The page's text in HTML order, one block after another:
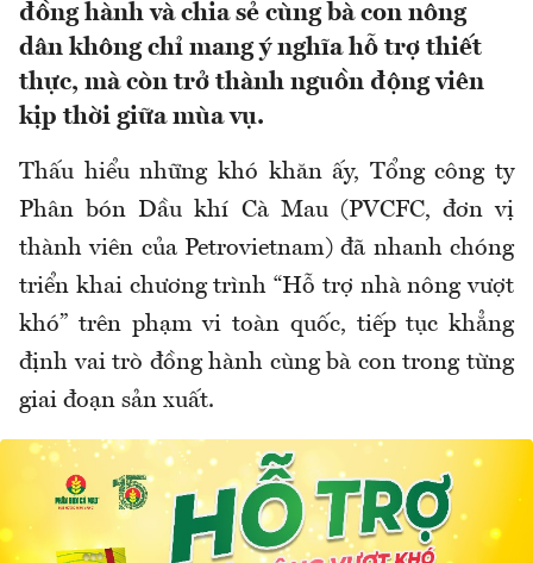
đồng hành và chia sẻ cùng bà con nông
dân không chỉ mang ý nghĩa hỗ trợ thiết
thực, mà còn trở thành nguồn động viên
kịp thời giữa mùa vụ.
Thấu hiểu những khó khăn ấy, Tổng công ty
Phân bón Dầu khí Cà Mau (PVCFC, đơn vị
thành viên của Petrovietnam) đã nhanh chóng
triển khai chương trình “Hỗ trợ nhà nông vượt
khó” trên phạm vi toàn quốc, tiếp tục khẳng
định vai trò đồng hành cùng bà con trong từng
giai đoạn sản xuất.